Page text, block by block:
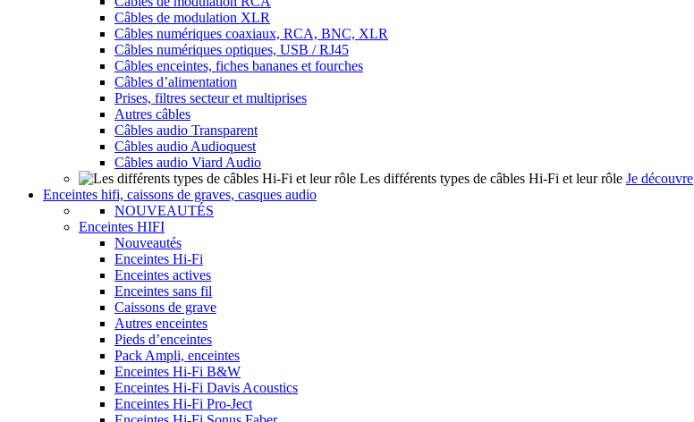
Câbles de modulation XLR
Câbles numériques coaxiaux, RCA, BNC, XLR
Câbles numériques optiques, USB / RJ45
Câbles enceintes, fiches bananes et fourches
Câbles d’alimentation
Prises, filtres secteur et multiprises
Autres câbles
Câbles audio Transparent
Câbles audio Audioquest
Câbles audio Viard Audio
Les différents types de câbles Hi-Fi et leur rôle Je découvre
Enceintes hifi, caissons de graves, casques audio
NOUVEAUTÉS
Enceintes HIFI
Nouveautés
Enceintes Hi-Fi
Enceintes actives
Enceintes sans fil
Caissons de grave
Autres enceintes
Pieds d’enceintes
Pack Ampli, enceintes
Enceintes Hi-Fi B&W
Enceintes Hi-Fi Davis Acoustics
Enceintes Hi-Fi Pro-Ject